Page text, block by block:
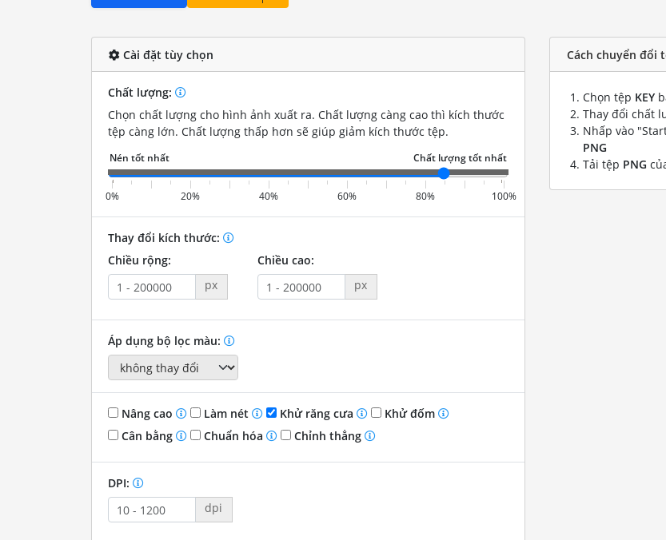
Cài đặt tùy chọn
Chất lượng:
Chọn chất lượng cho hình ảnh xuất ra. Chất lượng càng cao thì kích thước
tệp càng lớn. Chất lượng thấp hơn sẽ giúp giảm kích thước tệp.
0% 20% 40% 60% 80% 100%
Thay đổi kích thước:
Chiều rộng:
px
Chiều cao:
px
Áp dụng bộ lọc màu:
Nâng cao Làm nét Khử răng cưa
Khử đốm
Cân bằng
Chuẩn hóa Chỉnh thẳng
DPI:
dpi
Cách chuyển đổi
Chọn tệp KEY
Thay đổi chất
Nhấp vào
PNG
Tải tệp PNG